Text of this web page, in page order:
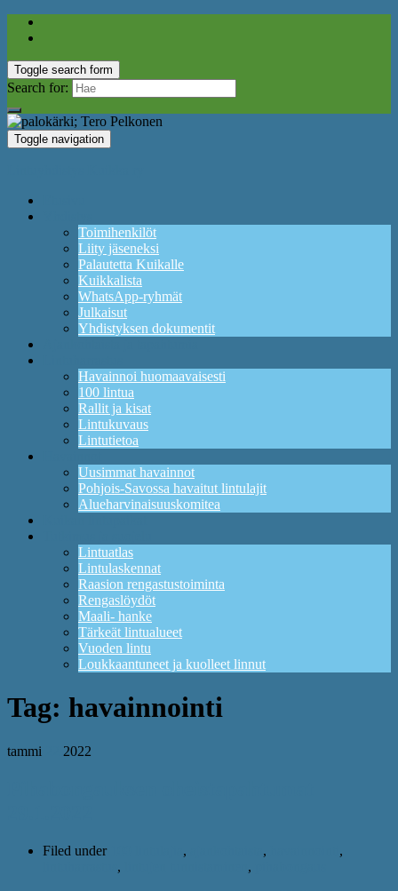
Toggle search form
Search for:
Toggle navigation
Toimihenkilöt
Liity jäseneksi
Palautetta Kuikalle
Kuikkalista
WhatsApp-ryhmät
Julkaisut
Yhdistyksen dokumentit
Havainnoi huomaavaisesti
100 lintua
Rallit ja kisat
Lintukuvaus
Lintutietoa
Uusimmat havainnot
Pohjois-Savossa havaitut lintulajit
Alueharvinaisuuskomitea
Lintuatlas
Lintulaskennat
Raasion rengastustoiminta
Rengaslöydöt
Maali- hanke
Tärkeät lintualueet
Vuoden lintu
Loukkaantuneet ja kuolleet linnut
Tag: havainnointi
tammi 2022
Filed under , ,
,
, ,